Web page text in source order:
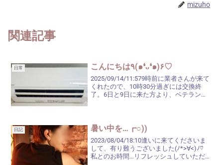
mizuho
関連記事
日常 こんにちは٩(๑❛ᴗ❛๑)۶♡
2025/09/14/11:579時前に業者さんが来て
くれたので、10時30分過ぎには交換終
了。6日と9日に来た方より、ベテランぽ
日記 暑い中を…┏○))
2023/08/04/18:10逢いに来てくださいま
して、有り難うございました(ﾉ*>∀<)ﾉ♡
私とのお時間…リフレッシュしていただけ